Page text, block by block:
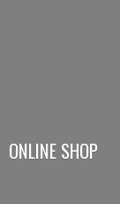
ONLINE SHOP